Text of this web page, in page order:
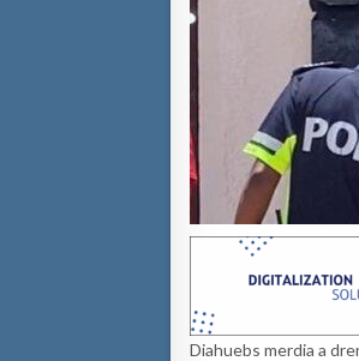
Diahuebs merdia a